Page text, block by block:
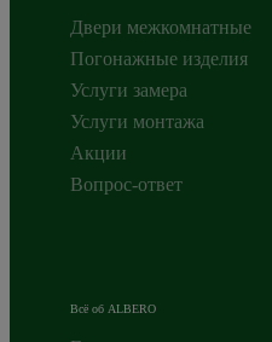
Двери межкомнатные
Погонажные изделия
Услуги замера
Услуги монтажа
Акции
Вопрос-ответ
Всё об ALBERO